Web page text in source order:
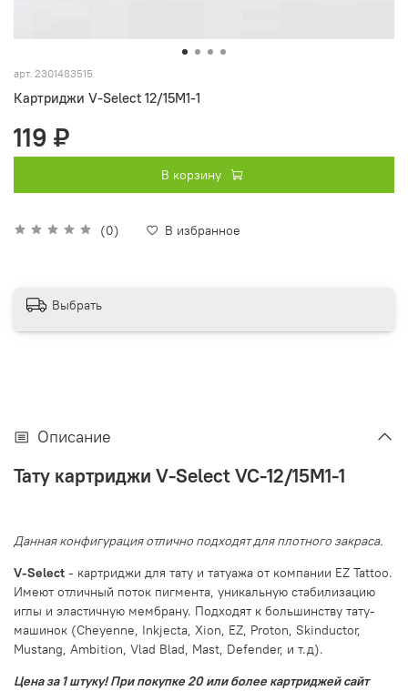
арт. 2301483515
Картриджи V-Select 12/15M1-1
(0) В избранное
119 ₽
В корзину
Выбрать
Описание
Тату картриджи V-Select VC-12/15M1-1
Данная конфигурация отлично подходят для плотного закраса.
V-Select - картриджи для тату и татуажа от компании EZ Tattoo.
Имеют отличный поток пигмента, уникальную стабилизацию
иглы и эластичную мембрану. Подходят к большинству тату-
машинок (Cheyenne, Inkjecta, Xion, EZ, Proton, Skinductor,
Mustang, Ambition, Vlad Blad, Mast, Defender, и т.д).
Цена за 1 штуку! При покупке 20 или более картриджей сайт